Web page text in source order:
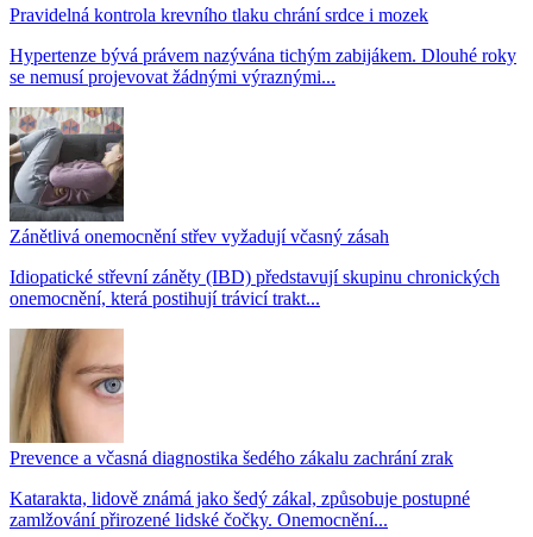
Pravidelná kontrola krevního tlaku chrání srdce i mozek
Hypertenze bývá právem nazývána tichým zabijákem. Dlouhé roky
se nemusí projevovat žádnými výraznými...
Zánětlivá onemocnění střev vyžadují včasný zásah
Idiopatické střevní záněty (IBD) představují skupinu chronických
onemocnění, která postihují trávicí trakt...
Prevence a včasná diagnostika šedého zákalu zachrání zrak
Katarakta, lidově známá jako šedý zákal, způsobuje postupné
zamlžování přirozené lidské čočky. Onemocnění...